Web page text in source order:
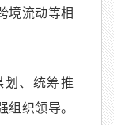
境流动等相
划、统筹推
织领导。